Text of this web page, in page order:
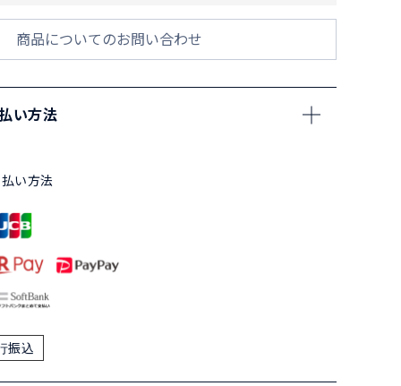
商品についてのお問い合わせ
い方法
い方法
振込